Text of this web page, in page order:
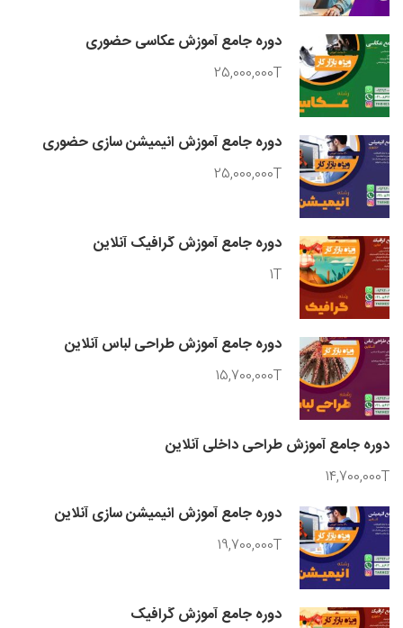
دوره جامع آموزش عکاسی حضوری
25,000,000T
دوره جامع آموزش انیمیشن سازی حضوری
25,000,000T
دوره جامع آموزش گرافیک آنلاین
1T
دوره جامع آموزش طراحی لباس آنلاین
15,700,000T
دوره جامع آموزش طراحی داخلی آنلاین
14,700,000T
دوره جامع آموزش انیمیشن سازی آنلاین
19,700,000T
دوره جامع آموزش گرافیک